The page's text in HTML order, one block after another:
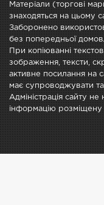
Матеріали (торгові
знаходяться на цьому
Заборонено
без попередньої
При копіюванні
зображення, тексти,
активне посилання на
має супроводжувати
Адміністрація сайту не
інформацію розміщену